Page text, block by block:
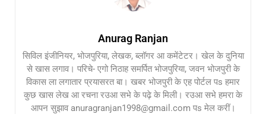
Anurag Ranjan
सिविल इंजीनियर, भोजपुरिया, लेखक, ब्लॉगर आ कमेंटेटर। खेल के दुनिया
से खास लगाव। परिचे- एगो निठाह समर्पित भोजपुरिया, जवन भोजपुरी के
विकास ला लगातार प्रयासरत बा। खबर भोजपुरी के एह पोर्टल पs हमार
कुछ खास लेख आ रचना रउआ सभे के पढ़े के मिली। रउआ सभे हमरा के
आपन सुझाव anuragranjan1998@gmail.com पs मेल करीं।